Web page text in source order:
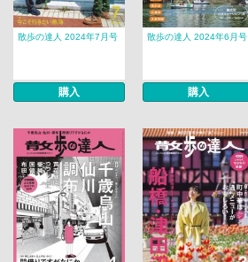
散歩の達人 2024年7月号
購入
散歩の達人 2024年6月号
購入